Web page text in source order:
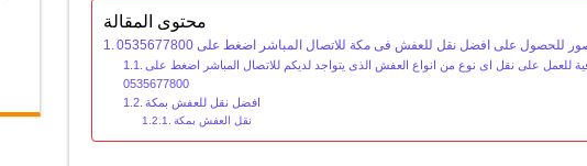
محتوى المقالة
للحصول على افضل نقل للعفش فى مكة للاتصال المباشر اضغط على 0535677800
للعمل على نقل اى نوع من انواع العفش الذى يتواجد لديكم للاتصال المباشر اضغط على
0535677800
افضل نقل للعفش بمكة
نقل العفش بمكة